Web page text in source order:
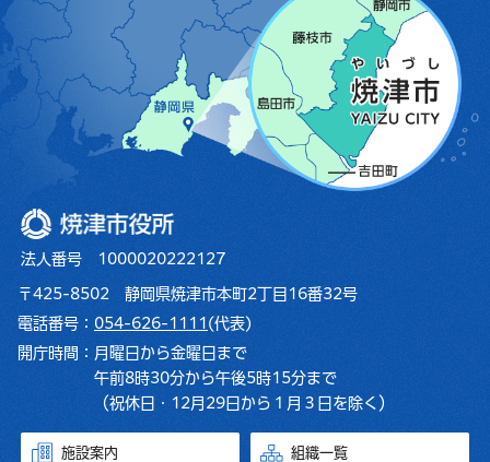
焼津市役所
法人番号 1000020222127
〒425-8502 静岡県焼津市本町2丁目16番32号
電話番号： 054-626-1111 (代表)
開庁時間： 月曜日から金曜日まで
午前8時30分から午後5時15分まで
（祝休日・12月29日から１月３日を除く）
施設案内 組織一覧